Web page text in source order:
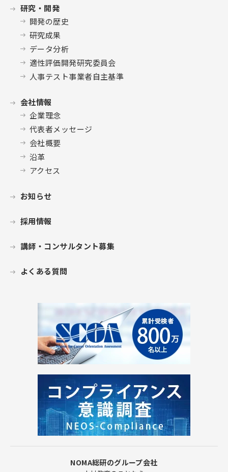
研究・開発
開発の歴史
研究成果
データ分析
適性評価開発研究委員会
人事テスト事業者自主基準
会社情報
企業理念
代表者メッセージ
会社概要
沿革
アクセス
お知らせ
採用情報
講師・コンサルタント募集
よくある質問
NOMA総研のグループ会社